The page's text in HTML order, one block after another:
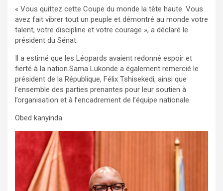
« Vous quittez cette Coupe du monde la tête haute. Vous
avez fait vibrer tout un peuple et démontré au monde votre
talent, votre discipline et votre courage », a déclaré le
président du Sénat.
Il a estimé que les Léopards avaient redonné espoir et
fierté à la nation.Sama Lukonde a également remercié le
président de la République, Félix Tshisekedi, ainsi que
l’ensemble des parties prenantes pour leur soutien à
l’organisation et à l’encadrement de l’équipe nationale.
Obed kanyinda